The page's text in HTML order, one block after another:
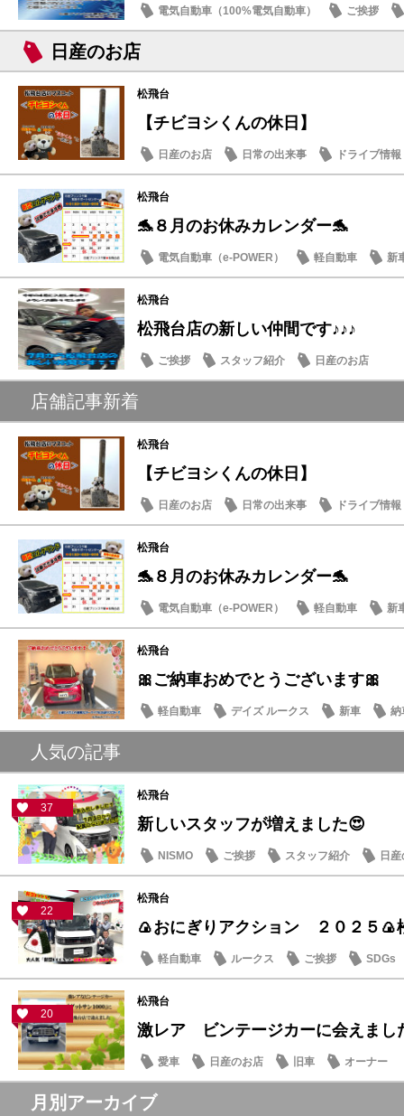
電気自動車（100%電気自動車） ご挨拶
日産のお店
松飛台
【チビヨシくんの休日】
日産のお店 日常の出来事 ドライブ情報
松飛台
🐬８月のお休みカレンダー🐬
電気自動車（e-POWER） 軽自動車
新
日産のお店
松飛台
松飛台店の新しい仲間です♪♪♪
ご挨拶 スタッフ紹介 日産のお店
店舗記事新着
松飛台
【チビヨシくんの休日】
日産のお店 日常の出来事 ドライブ情報
松飛台
🐬８月のお休みカレンダー🐬
電気自動車（e-POWER） 軽自動車
新
日産のお店
松飛台
🎀ご納車おめでとうございます🎀
軽自動車 デイズ ルークス 新車 納
人気の記事
37
松飛台
新しいスタッフが増えました😍
NISMO ご挨拶 スタッフ紹介 日
22
松飛台
🍙おにぎりアクション ２０２５🍙
軽自動車 ルークス ご挨拶 SDGs
20
松飛台
激レア ビンテージカーに会えまし
愛車 日産のお店 旧車 オーナー
月別アーカイブ